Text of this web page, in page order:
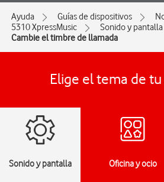
Ayuda Guías de dispositivos
5310 XpressMusic
Sonido y pantalla
Cambie el timbre de llamada
Elige el tema de
Sonido y pantalla Oficina y ocio